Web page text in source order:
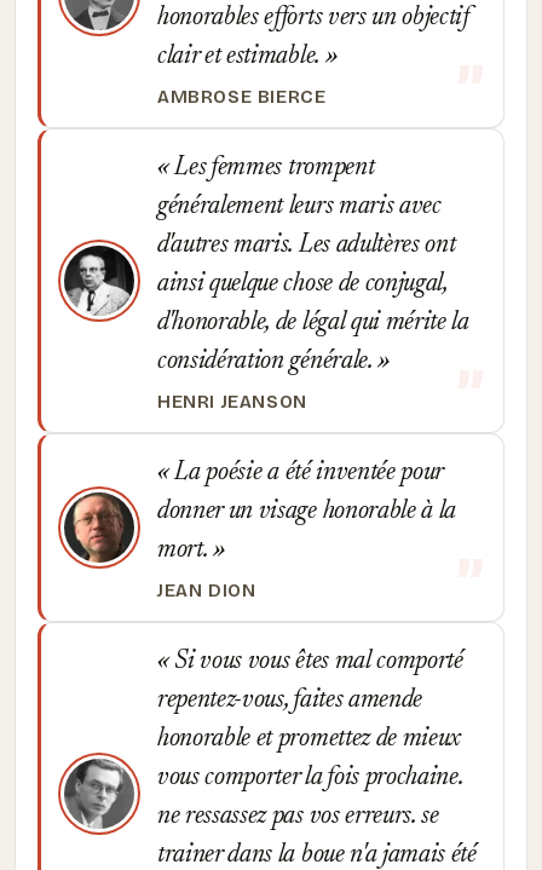
honorables efforts vers un objectif
clair et estimable.
AMBROSE BIERCE
Les femmes trompent
généralement leurs maris avec
d'autres maris. Les adultères ont
ainsi quelque chose de conjugal,
d'honorable, de légal qui mérite la
considération générale.
HENRI JEANSON
La poésie a été inventée pour
donner un visage honorable à la
mort.
JEAN DION
Si vous vous êtes mal comporté
repentez-vous, faites amende
honorable et promettez de mieux
vous comporter la fois prochaine.
ne ressassez pas vos erreurs. se
trainer dans la boue n'a jamais été